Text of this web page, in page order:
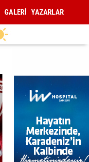
GALERİ YAZARLAR